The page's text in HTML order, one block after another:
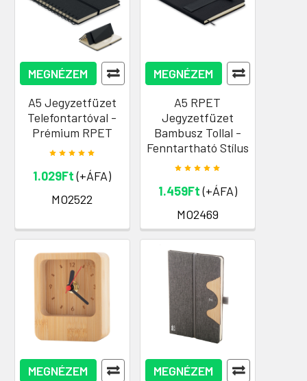
MEGNÉZEM
A5 Jegyzetfüzet
Telefontartóval -
Prémium RPET
1.029Ft(+ÁFA)
MO2522
MEGNÉZEM
A5 RPET
Jegyzetfüzet
Bambusz Tollal -
Fenntartható Stílus
1.459Ft(+ÁFA)
MO2469
MEGNÉZEM
MEGNÉZEM